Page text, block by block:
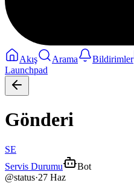
Akış Arama Bildirimler
Launchpad
Gönderi
SE
Servis Durumu
Bot
@status·27 Haz